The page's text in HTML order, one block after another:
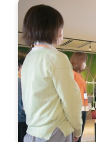
広報チラシ・
アクセ
交通アクセス
事業所ツア
Q&A